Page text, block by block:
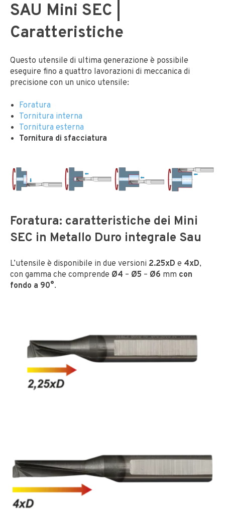
SAU Mini SEC |
Caratteristiche
Questo utensile di ultima generazione è possibile
eseguire fino a quattro lavorazioni di meccanica di
precisione con un unico utensile:
Foratura
Tornitura interna
Tornitura esterna
Tornitura di sfacciatura
Foratura: caratteristiche dei Mini
SEC in Metallo Duro integrale Sau
L’utensile è disponibile in due versioni 2.25xD e 4xD,
con gamma che comprende Ø4 – Ø5 – Ø6 mm con
fondo a 90°.